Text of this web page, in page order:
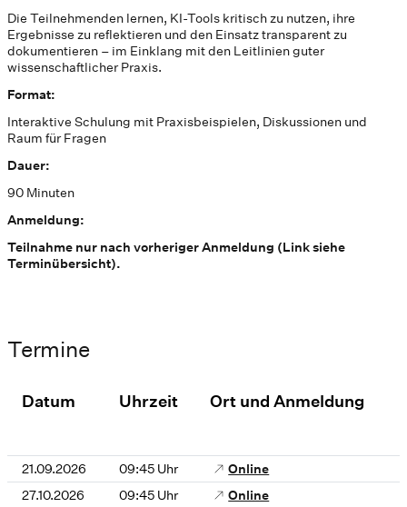
Die Teilnehmenden lernen, KI-Tools kritisch zu nutzen, ihre
Ergebnisse zu reflektieren und den Einsatz transparent zu
dokumentieren – im Einklang mit den Leitlinien guter
wissenschaftlicher Praxis.
Format:
Interaktive Schulung mit Praxisbeispielen, Diskussionen und
Raum für Fragen
Dauer:
90 Minuten
Anmeldung:
Teilnahme nur nach vorheriger Anmeldung (Link siehe
Terminübersicht).
Termine
Datum Uhrzeit Ort und Anmeldung
21.09.2026 09:45 Uhr
Online
27.10.2026
09:45 Uhr
Online